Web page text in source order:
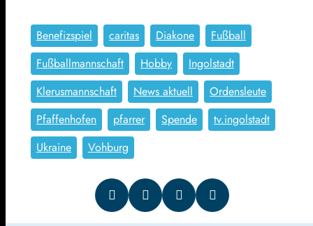
Benefizspiel caritas Diakone
Fußball
Fußballmannschaft
Hobby
Ingolstadt
Klerusmannschaft
News aktuell
Ordensleute
Pfaffenhofen
pfarrer Spende
tv.ingolstadt
Ukraine
Vohburg